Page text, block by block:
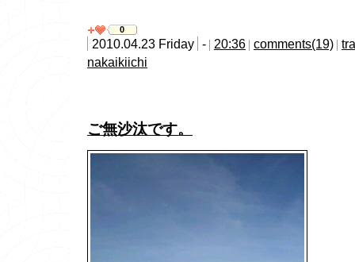
0
2010.04.23 Friday - 20:36 comments(19)
nakaikiichi
ご無沙汰です。